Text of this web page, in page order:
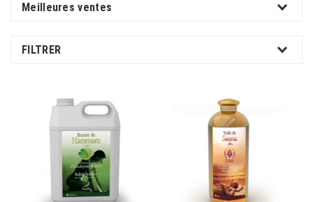
Meilleures ventes
FILTRER